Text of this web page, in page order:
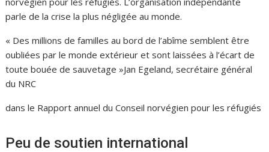
parle de la crise la plus négligée au monde.
« Des millions de familles au bord de l’abîme semblent être
oubliées par le monde extérieur et sont laissées à l’écart de
toute bouée de sauvetage »Jan Egeland, secrétaire général
du NRC
dans le Rapport annuel du Conseil norvégien pour les réfugiés
Peu de soutien international